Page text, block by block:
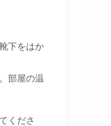
下をはか
部屋の温
くださ